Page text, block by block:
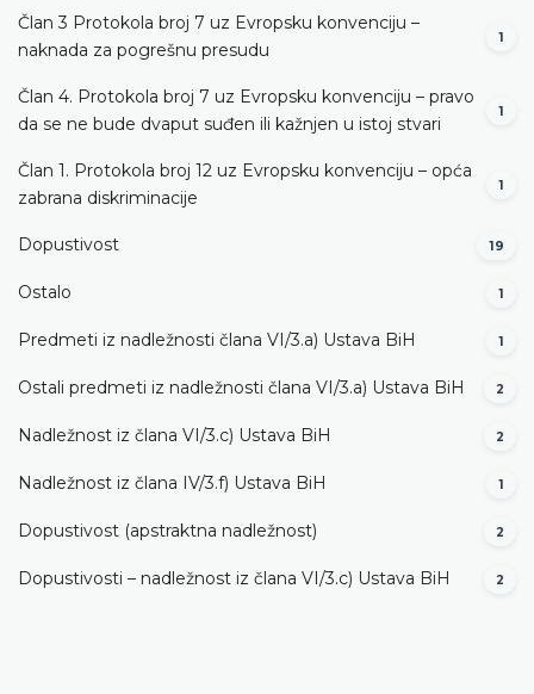
Član 3 Protokola broj 7 uz Evropsku konvenciju –
naknada za pogrešnu presudu
1
Član 4. Protokola broj 7 uz Evropsku konvenciju – pravo
da se ne bude dvaput suđen ili kažnjen u istoj stvari
1
Član 1. Protokola broj 12 uz Evropsku konvenciju – opća
zabrana diskriminacije
1
Dopustivost 19
Ostalo 1
Predmeti iz nadležnosti člana VI/3.а) Ustava BiH 1
Ostali predmeti iz nadležnosti člana VI/3.а) Ustava BiH 2
Nadležnost iz člana VI/3.c) Ustava BiH 2
Nadležnost iz člana IV/3.f) Ustava BiH 1
Dopustivost (apstraktna nadležnost) 2
Dopustivosti – nadležnost iz člana VI/3.c) Ustava BiH 2